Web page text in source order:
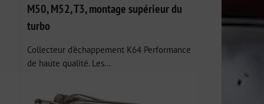
M50, M52, T3, montage supérieur du
turbo
Collecteur d'échappement K64 Performance
de haute qualité. Les...